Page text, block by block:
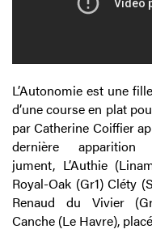
L’Autonomie est une
d’une course en plat
par Catherine Coiffier
dernière
jument, L’Authie
Royal-Oak (Gr1) Cléty
Renaud du Vivier
Canche (Le Havre),